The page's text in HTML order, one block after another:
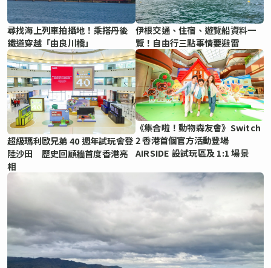
尋找海上列車拍攝地！乘搭丹後
鐵道穿越「由良川橋」
伊根交通、住宿、遊覽船資料一
覽！自由行三點事情要避雷
超級瑪利歐兄弟 40 週年試玩會登
陸沙田 歷史回顧牆首度香港亮
相
《集合啦！動物森友會》Switch
2 香港首個官方活動登場
AIRSIDE 設試玩區及 1:1 場景